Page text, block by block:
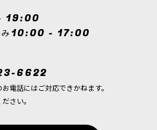
キャスト・エターナルの勢力のヒー
プッシュフィット式シタデルミニ
イト・アズィロス1体としても制作
19:00
10:00 - 17:00
6622
電話にはご対応できかねます。
さい。